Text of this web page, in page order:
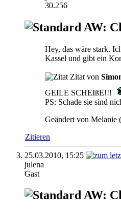
30.256
AW:
Hey, das wäre stark.
Kassel und gibt ein
Zitat von
GEILE SCHEIßE!!!
PS: Schade sie sind
Geändert von Melanie
Zitieren
25.03.2010, 15:25
julena
Gast
AW: